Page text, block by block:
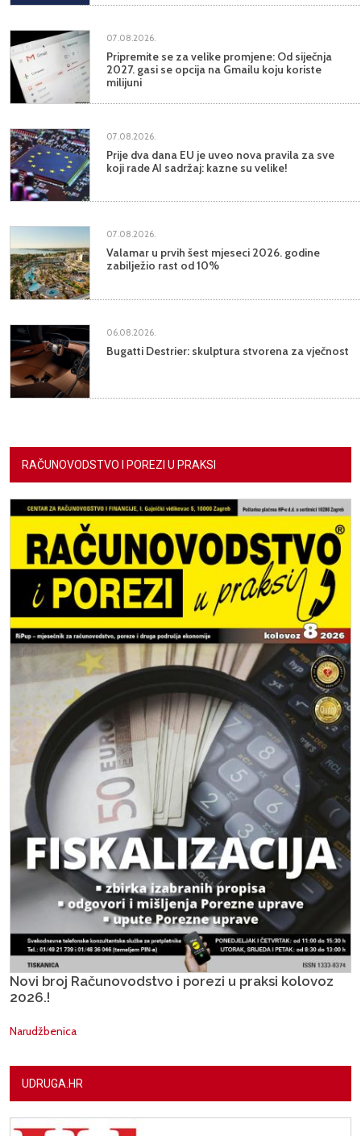
07.08.2026.
Pripremite se za velike promjene: Od siječnja
2027. gasi se opcija na Gmailu koju koriste
milijuni
07.08.2026.
Prije dva dana EU je uveo nova pravila za sve
koji rade AI sadržaj: kazne su velike!
07.08.2026.
Valamar u prvih šest mjeseci 2026. godine
zabilježio rast od 10%
06.08.2026.
Bugatti Destrier: skulptura stvorena za vječnost
RAČUNOVODSTVO I POREZI U PRAKSI
Novi broj Računovodstvo i porezi u praksi kolovoz
2026.!
Narudžbenica
UDRUGA.HR